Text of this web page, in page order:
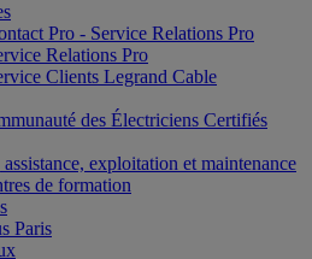
Pro - Service Relations Pro
Relations Pro
Clients Legrand Cable
des Électriciens Certifiés
assistance, exploitation et maintenance
de formation
Paris